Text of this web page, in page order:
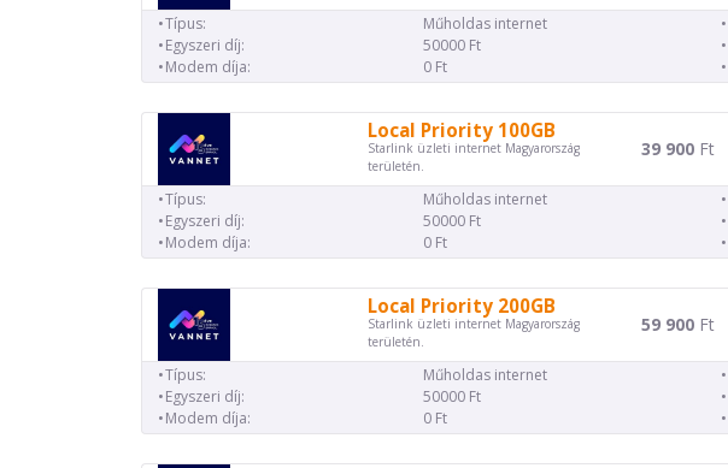
Típus:
Műholdas internet
Egyszeri díj:
50000 Ft
Modem díja:
0 Ft
Local Priority 100GB
Starlink üzleti internet Magyarország
területén.
39 900Ft
Típus:
Műholdas internet
Egyszeri díj:
50000 Ft
Modem díja:
0 Ft
Local Priority 200GB
Starlink üzleti internet Magyarország
területén.
59 900Ft
Típus:
Műholdas internet
Egyszeri díj:
50000 Ft
Modem díja:
0 Ft